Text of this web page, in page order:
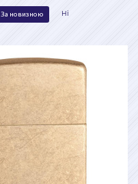
За новизною Ні